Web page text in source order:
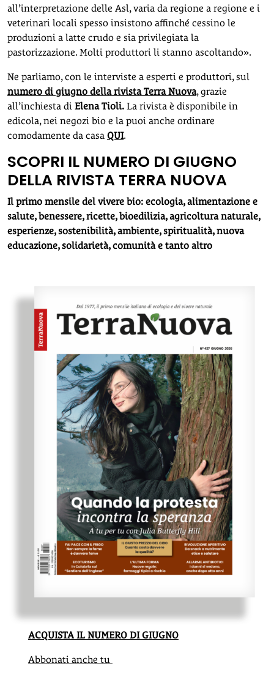
all’interpretazione delle Asl, varia da regione a regione e i
veterinari locali spesso insistono affinché cessino le
produzioni a latte crudo e sia privilegiata la
pastorizzazione. Molti produttori li stanno ascoltando».
Ne parliamo, con le interviste a esperti e produttori, sul
numero di giugno della rivista Terra Nuova, grazie
all’inchiesta di Elena Tioli. La rivista è disponibile in
edicola, nei negozi bio e la puoi anche ordinare
comodamente da casa QUI.
SCOPRI IL NUMERO DI GIUGNO
DELLA RIVISTA TERRA NUOVA
Il primo mensile del vivere bio: ecologia, alimentazione e
salute, benessere, ricette, bioedilizia, agricoltura naturale,
esperienze, sostenibilità, ambiente, spiritualità, nuova
educazione, solidarietà, comunità e tanto altro
ACQUISTA IL NUMERO DI GIUGNO
Abbonati anche tu